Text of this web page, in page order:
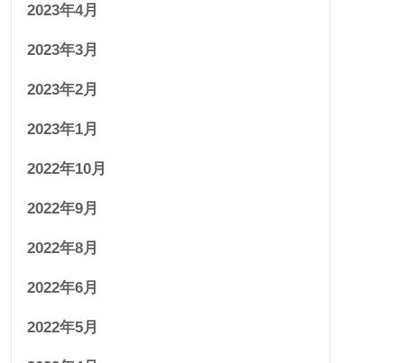
2023年4月
2023年3月
2023年2月
2023年1月
2022年10月
2022年9月
2022年8月
2022年6月
2022年5月